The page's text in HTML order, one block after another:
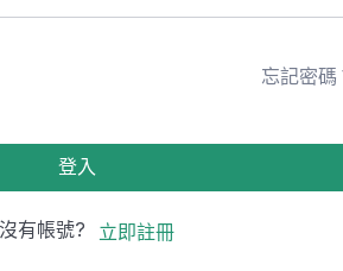
忘記密碼
登入
有帳號? 立即註冊